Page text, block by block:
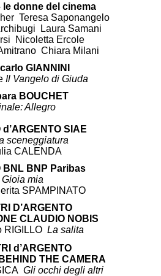
le donne del cinema
Teresa Saponangelo
Laura Samani
Nicoletta Ercole
Chiara Milani
GIANNINI
Il Vangelo di Giuda
BOUCHET
Allegro
d’ARGENTO SIAE
sceneggiatura
CALENDA
BNL BNP Paribas
Gioia mia
SPAMPINATO
D’ARGENTO
CLAUDIO NOBIS
RIGILLO La salita
d’ARGENTO
THE CAMERA
Gli occhi degli altri